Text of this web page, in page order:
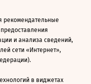
рекомендательные
и анализа сведений,
сети «Интернет»,
в виджетах